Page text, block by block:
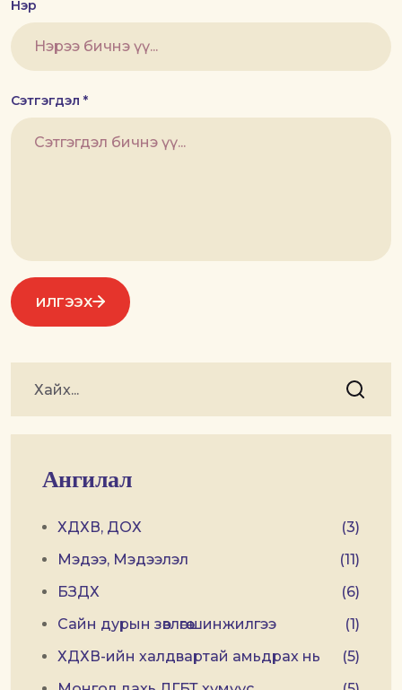
Нэр
Сэтгэгдэл *
ИЛГЭЭХ
Ангилал
ХДХВ, ДОХ
(3)
Мэдээ, Мэдээлэл
(11)
БЗДХ
(6)
Сайн дурын зөвлөгөө шинжилгээ
(1)
ХДХВ-ийн халдвартай амьдрах нь
(5)